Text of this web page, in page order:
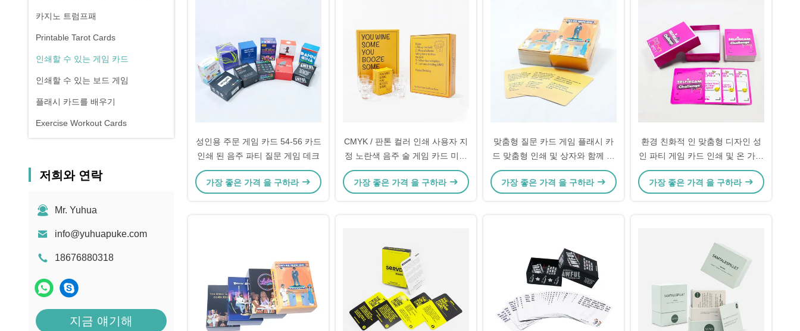
카지노 트럼프패
Printable Tarot Cards
인쇄할 수 있는 게임 카드
인쇄할 수 있는 보드 게임
플래시 카드를 배우기
Exercise Workout Cards
저희와 연락
Mr. Yuhua
info@yuhuapuke.com
18676880318
지금 얘기해
성인용 주문 게임 카드 54-56 카드
인쇄 된 음주 파티 질문 게임 데크
가장 좋은 가격 을 구하라
CMYK / 판톤 컬러 인쇄 사용자 지
정 노란색 음주 술 게임 카드 미국
파티 재미
가장 좋은 가격 을 구하라
맞춤형 질문 카드 게임 플래시 카
드 맞춤형 인쇄 및 상자와 함께 허
용 디자인
가장 좋은 가격 을 구하라
환경 친화적 인 맞춤형 디자인 성
인 파티 게임 카드 인쇄 및 온 가족
을위한 재미
가장 좋은 가격 을 구하라